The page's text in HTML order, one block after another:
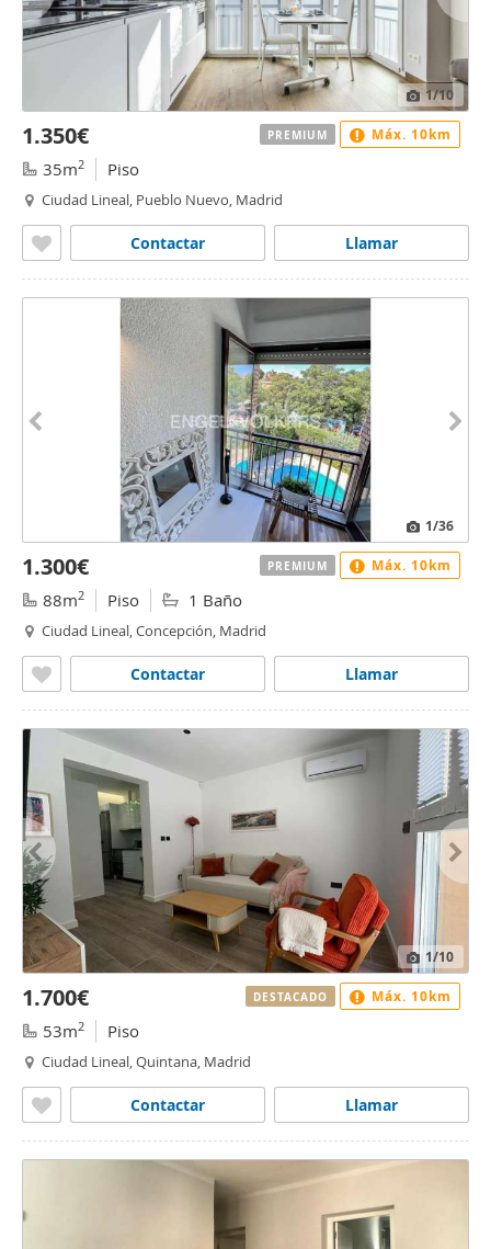
1/10
1.350€
35m2 Piso
Ciudad Lineal, Pueblo Nuevo, Madrid
Llamar
Contactar
PREMIUM Máx. 10km
1/36
1.300€
88m2 Piso 1 Baño
Ciudad Lineal, Concepción, Madrid
Llamar
Contactar
PREMIUM Máx. 10km
1/10
1.700€
53m2 Piso
Ciudad Lineal, Quintana, Madrid
Llamar
Contactar
DESTACADO Máx. 10km